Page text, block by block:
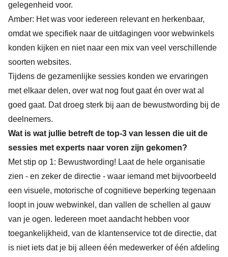
gelegenheid voor.
Amber: Het was voor iedereen relevant en herkenbaar,
omdat we specifiek naar de uitdagingen voor webwinkels
konden kijken en niet naar een mix van veel verschillende
soorten websites.
Tijdens de gezamenlijke sessies konden we ervaringen
met elkaar delen, over wat nog fout gaat én over wat al
goed gaat. Dat droeg sterk bij aan de bewustwording bij de
deelnemers.
Wat is wat jullie betreft de top-3 van lessen die uit de
sessies met experts naar voren zijn gekomen?
Met stip op 1: Bewustwording! Laat de hele organisatie
zien - en zeker de directie - waar iemand met bijvoorbeeld
een visuele, motorische of cognitieve beperking tegenaan
loopt in jouw webwinkel, dan vallen de schellen al gauw
van je ogen. Iedereen moet aandacht hebben voor
toegankelijkheid, van de klantenservice tot de directie, dat
is niet iets dat je bij alleen één medewerker of één afdeling